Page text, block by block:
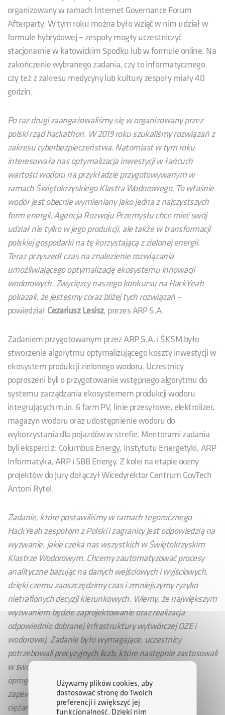
organizowany w ramach Internet Governance Forum
Afterparty. W tym roku można było wziąć w nim udział w
formule hybrydowej – zespoły mogły uczestniczyć
stacjonarnie w katowickim Spodku lub w formule online. Na
zakończenie wybranego zadania, czy to informatycznego
czy też z zakresu medycyny lub kultury zespoły miały 40
godzin.
Po raz drugi zaangażowaliśmy się w organizowany przez
polski rząd hackathon. W 2019 roku szukaliśmy rozwiązań z
zakresu cyberbezpieczeństwa. Natomiast w tym roku
interesowała nas optymalizacja inwestycji w łańcuch
wartości wodoru na przykładzie przygotowywanym w
ramach Świętokrzyskiego Klastra Wodorowego. To właśnie
wodór jest obecnie wymieniany jako jedna z najczystszych
form energii. Agencja Rozwoju Przemysłu chce mieć swój
udział nie tylko w jego produkcji, ale także w transformacji
polskiej gospodarki na tę korzystającą z zielonej energii.
Teraz przyszedł czas na znalezienie rozwiązania
umożliwiającego optymalizację ekosystemu innowacji
wodorowych. Zwycięzcy naszego konkursu na HackYeah
pokazali, że jesteśmy coraz bliżej tych rozwiązań –
powiedział Cezariusz Lesisz, prezes ARP S.A.
Zadaniem przygotowanym przez ARP S.A. i ŚKSM było
stworzenie algorytmu optymalizującego koszty inwestycji w
ekosystem produkcji zielonego wodoru. Uczestnicy
poproszeni byli o przygotowanie wstępnego algorytmu do
systemu zarządzania ekosystemem produkcji wodoru
integrujących m.in. 6 farm PV, linie przesyłowe, elektrolizer,
magazyn wodoru oraz udostępnienie wodoru do
wykorzystania dla pojazdów w strefie. Mentorami zadania
byli eksperci z: Columbus Energy, Instytutu Energetyki, ARP
Informatyka, ARP i SBB Energy. Z kolei na etapie oceny
projektów do Jury dołączył Wicedyrektor Centrum GovTech
Antoni Rytel.
Zadanie, które postawiliśmy w ramach tegorocznego
HackYeah zespołom z Polski i zagranicy jest odpowiedzią na
wyzwanie, jakie czeka nas wszystkich w Świętokrzyskim
Klastrze Wodorowym. Chcemy zautomatyzować procesy
analityczne bazując na danych wejściowych i wyjściowych,
dzięki czemu zaoszczędzimy czas i zmniejszymy ryzyko
nietrafionych decyzji kierunkowych. Wiemy, że największym
wyzwaniem będzie zaprojektowanie oraz realizacja
odpowiednio dobranej infrastruktury wytwórczej OZE i
wodorowej. Zadanie było wymagające, uczestnicy
potrzebowali precyzyjnych liczb, które następnie zastosowali
w swoich aplikacjach. Stworzone przez zwycięzców
oprogramowania pozwalają symulować scenariusze
zapewnienia wodoru dla 3 typów pojazdów – 100
ciężarówek, 50 koparek i 200 autobusów miejskich -
Używamy plików cookies, aby
dostosować stronę do Twoich
preferencji i zwiększyć jej
funkcjonalność. Dzięki nim